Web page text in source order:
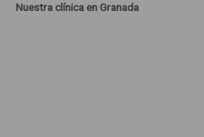
Nuestra clínica en Granada